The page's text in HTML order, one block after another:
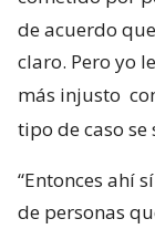
de acuerdo
claro. Pero yo
más injusto
tipo de caso
“Entonces ahí
de personas